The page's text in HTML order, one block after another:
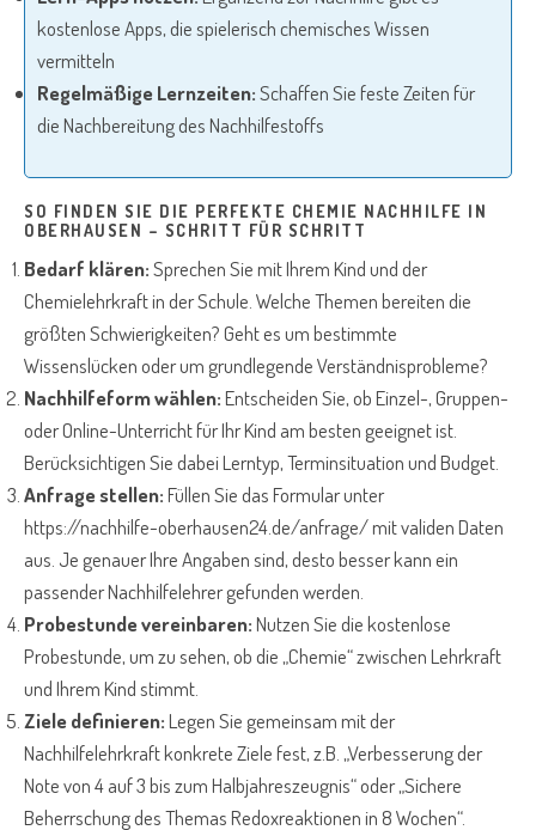
kostenlose Apps, die spielerisch chemisches Wissen
vermitteln
Regelmäßige Lernzeiten:Schaffen Sie feste Zeiten für
die Nachbereitung des Nachhilfestoffs
SO FINDEN SIE DIE PERFEKTE CHEMIE NACHHILFE IN
OBERHAUSEN – SCHRITT FÜR SCHRITT
Bedarf klären:Sprechen Sie mit Ihrem Kind und der
Chemielehrkraft in der Schule. Welche Themen bereiten die
größten Schwierigkeiten? Geht es um bestimmte
Wissenslücken oder um grundlegende Verständnisprobleme?
Nachhilfeform wählen:Entscheiden Sie, ob Einzel-, Gruppen-
oder Online-Unterricht für Ihr Kind am besten geeignet ist.
Berücksichtigen Sie dabei Lerntyp, Terminsituation und Budget.
Anfrage stellen:Füllen Sie das Formular unter
https://nachhilfe-oberhausen24.de/anfrage/ mit validen Daten
aus. Je genauer Ihre Angaben sind, desto besser kann ein
passender Nachhilfelehrer gefunden werden.
Probestunde vereinbaren:Nutzen Sie die kostenlose
Probestunde, um zu sehen, ob die „Chemie“ zwischen Lehrkraft
und Ihrem Kind stimmt.
Ziele definieren:Legen Sie gemeinsam mit der
Nachhilfelehrkraft konkrete Ziele fest, z.B. „Verbesserung der
Note von 4 auf 3 bis zum Halbjahreszeugnis“ oder „Sichere
Beherrschung des Themas Redoxreaktionen in 8 Wochen“.